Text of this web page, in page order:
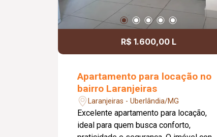
R$ 1.600,00 L
Apartamento para locação no
bairro Laranjeiras
Laranjeiras - Uberlândia/MG
Excelente apartamento para locação,
ideal para quem busca conforto,